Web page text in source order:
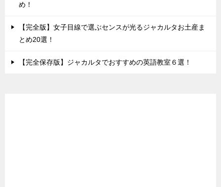
め！
【完全版】女子目線で選ぶセンスが光るジャカルタお土産ま
とめ20選！
【完全保存版】ジャカルタでおすすめの英語教室６選！